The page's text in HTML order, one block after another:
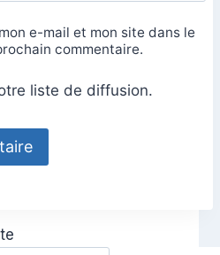
e-mail et mon site dans le
commentaire.
liste de diffusion.